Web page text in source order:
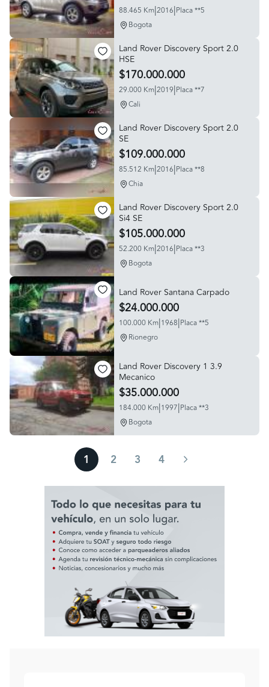
88.465 Km|2016|Placa **5
Bogota
Land Rover Discovery Sport 2.0
HSE
$170.000.000
29.000 Km|2019|Placa **7
Cali
Land Rover Discovery Sport 2.0
SE
$109.000.000
85.512 Km|2016|Placa **8
Chia
Land Rover Discovery Sport 2.0
Si4 SE
$105.000.000
52.200 Km|2016|Placa **3
Bogota
Land Rover Santana Carpado
$24.000.000
100.000 Km|1968|Placa **5
Rionegro
Land Rover Discovery 1 3.9
Mecanico
$35.000.000
184.000 Km|1997|Placa **3
Bogota
1 2 3 4